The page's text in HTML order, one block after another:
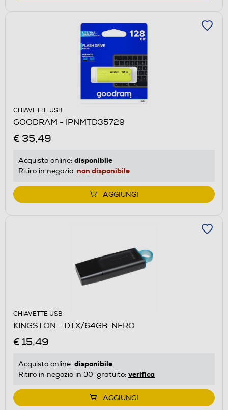
CHIAVETTE USB
GOODRAM - IPNMTD35729
€ 35,49
Acquisto online: disponibile
Ritiro in negozio: non disponibile
AGGIUNGI
CHIAVETTE USB
KINGSTON - DTX/64GB-NERO
€ 15,49
Acquisto online: disponibile
Ritiro in negozio in 30' gratuito: verifica
AGGIUNGI